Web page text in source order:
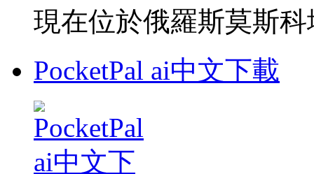
現在位於俄羅斯莫斯科
PocketPal ai中文下載